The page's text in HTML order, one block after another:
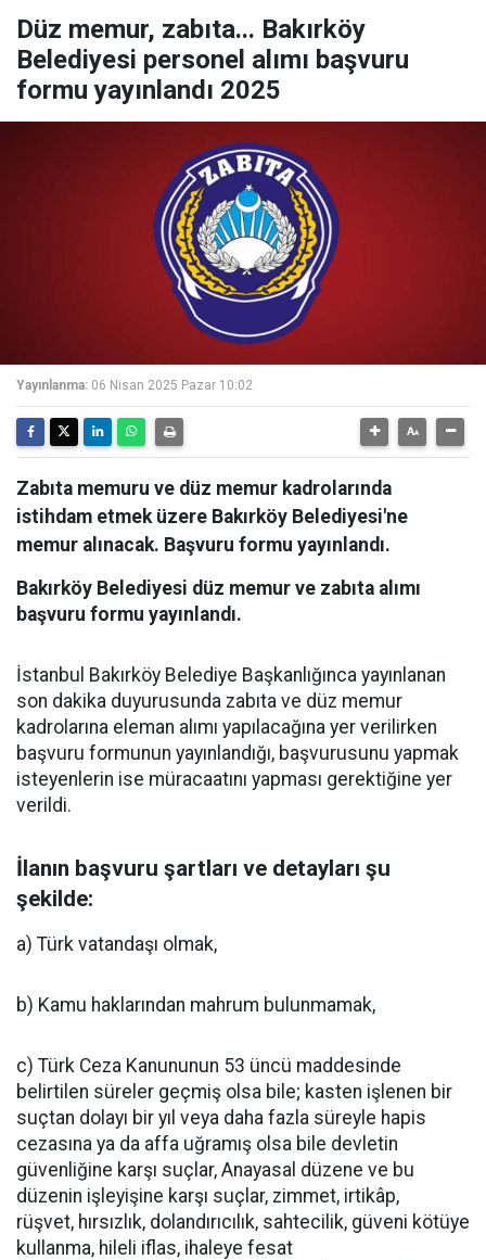
Düz memur, zabıta... Bakırköy
Belediyesi personel alımı başvuru
formu yayınlandı 2025
Yayınlanma: 06 Nisan 2025 Pazar 10:02
Zabıta memuru ve düz memur kadrolarında
istihdam etmek üzere Bakırköy Belediyesi'ne
memur alınacak. Başvuru formu yayınlandı.
Bakırköy Belediyesi düz memur ve zabıta alımı
başvuru formu yayınlandı.
İstanbul Bakırköy Belediye Başkanlığınca yayınlanan
son dakika duyurusunda zabıta ve düz memur
kadrolarına eleman alımı yapılacağına yer verilirken
başvuru formunun yayınlandığı, başvurusunu yapmak
isteyenlerin ise müracaatını yapması gerektiğine yer
verildi.
İlanın başvuru şartları ve detayları şu
şekilde:
a) Türk vatandaşı olmak,
b) Kamu haklarından mahrum bulunmamak,
c) Türk Ceza Kanununun 53 üncü maddesinde
belirtilen süreler geçmiş olsa bile; kasten işlenen bir
suçtan dolayı bir yıl veya daha fazla süreyle hapis
cezasına ya da affa uğramış olsa bile devletin
güvenliğine karşı suçlar, Anayasal düzene ve bu
düzenin işleyişine karşı suçlar, zimmet, irtikâp,
rüşvet, hırsızlık, dolandırıcılık, sahtecilik, güveni kötüye
kullanma, hileli iflas, ihaleye fesat